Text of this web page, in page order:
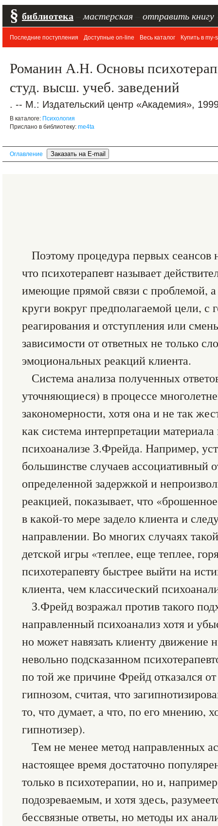
§ библиотека мастерская отправить книгу
Последние поступления Доступные on-line Весь каталог Купить в my-
Романин А.Н. Основы
студ. высш. учеб. заведений
. -- М.: Издательский центр «Академия»,
В каталоге: Психология
Прислано в библиотеку: me4ta
Оглавление
Поэтому процедура первых сеансов
что психотерапевт называет
имеющие прямой связи с проблемой, а
круги вокруг предполагаемой цели, с
реагирования и отступления или
зависимости от ответных не только
эмоциональных реакций клиента.
Система анализа полученных
уточняющиеся) в процессе
закономерности, хотя она и не так
как система интерпретации
психоанализе З.Фрейда. Например,
большинстве случаев ассоциативный
определенной задержкой и
реакцией, показывает, что
в какой-то мере задело клиента и
направлении. Во многих случаях
детской игры «теплее, еще теплее,
психотерапевту быстрее выйти на
клиента, чем классический
З.Фрейд возражал против такого
направленный психоанализ хотя и
но может навязать клиенту движение
невольно подсказанном
по той же причине Фрейд отказался
гипнозом, считая, что
то, что думает, а что, по его мнению,
гипнотизер).
Тем не менее метод направленных
настоящее время достаточно
только в психотерапии, но и,
подозреваемым, и хотя здесь,
бессвязные ответы, но методы их